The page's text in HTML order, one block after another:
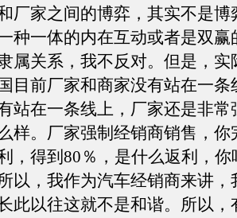
厂家之间的博弈，其实不是博
种一体的内在互动或者是双赢
属关系，我不反对。但是，实
目前厂家和商家没有站在一条
站在一条线上，厂家还是非常
样。厂家强制经销商销售，你
，得到80％，是什么返利，
以，我作为汽车经销商来讲，
此以往这就不是和谐。所以，